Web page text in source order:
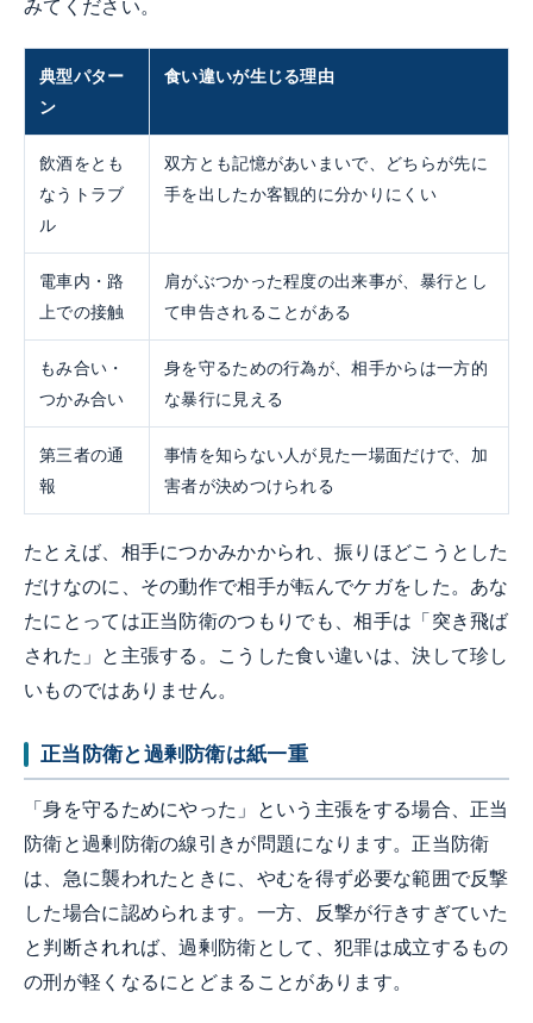
みてください。
典型パター
ン
食い違いが生じる理由
飲酒をとも
なうトラブ
ル
双方とも記憶があいまいで、どちらが先に
手を出したか客観的に分かりにくい
電車内・路
上での接触
肩がぶつかった程度の出来事が、暴行とし
て申告されることがある
もみ合い・
つかみ合い
身を守るための行為が、相手からは一方的
な暴行に見える
第三者の通
報
事情を知らない人が見た一場面だけで、加
害者が決めつけられる
たとえば、相手につかみかかられ、振りほどこうとした
だけなのに、その動作で相手が転んでケガをした。あな
たにとっては正当防衛のつもりでも、相手は「突き飛ば
された」と主張する。こうした食い違いは、決して珍し
いものではありません。
正当防衛と過剰防衛は紙一重
「身を守るためにやった」という主張をする場合、正当
防衛と過剰防衛の線引きが問題になります。正当防衛
は、急に襲われたときに、やむを得ず必要な範囲で反撃
した場合に認められます。一方、反撃が行きすぎていた
と判断されれば、過剰防衛として、犯罪は成立するもの
の刑が軽くなるにとどまることがあります。